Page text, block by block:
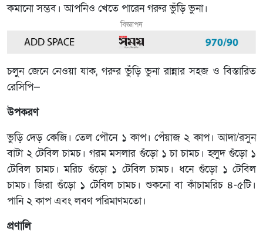
কমানো সম্ভব। আপনিও খেতে পারেন গরুর ভুঁড়ি ভুনা।
বিজ্ঞাপন
চলুন জেনে নেওয়া যাক, গরুর ভুঁড়ি ভুনা রান্নার সহজ ও বিস্তারিত
রেসিপি—
উপকরণ
ভুড়ি দেড় কেজি। তেল পৌনে ১ কাপ। পেঁয়াজ ২ কাপ। আদা/রসুন
বাটা ২ টেবিল চামচ। গরম মসলার গুঁড়ো ১ চা চামচ। হলুদ গুঁড়ো ১
টেবিল চামচ। মরিচ গুঁড়ো ১ টেবিল চামচ। ধনে গুঁড়ো ১ টেবিল
চামচ। জিরা গুঁড়ো ১ টেবিল চামচ। শুকনো বা কাঁচামরিচ ৪-৫টি।
পানি ২ কাপ এবং লবণ পরিমাণমতো।
প্রণালি